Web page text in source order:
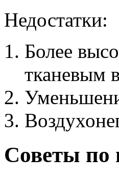
Недостатки:
Более
тканевым
Советы по